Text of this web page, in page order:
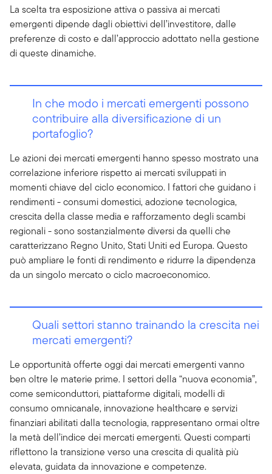
La scelta tra esposizione attiva o passiva ai mercati
emergenti dipende dagli obiettivi dell’investitore, dalle
preferenze di costo e dall’approccio adottato nella gestione
di queste dinamiche.
In che modo i mercati emergenti possono
contribuire alla diversificazione di un
portafoglio?
Le azioni dei mercati emergenti hanno spesso mostrato una
correlazione inferiore rispetto ai mercati sviluppati in
momenti chiave del ciclo economico. I fattori che guidano i
rendimenti - consumi domestici, adozione tecnologica,
crescita della classe media e rafforzamento degli scambi
regionali - sono sostanzialmente diversi da quelli che
caratterizzano Regno Unito, Stati Uniti ed Europa. Questo
può ampliare le fonti di rendimento e ridurre la dipendenza
da un singolo mercato o ciclo macroeconomico.
Quali settori stanno trainando la crescita nei
mercati emergenti?
Le opportunità offerte oggi dai mercati emergenti vanno
ben oltre le materie prime. I settori della “nuova economia”,
come semiconduttori, piattaforme digitali, modelli di
consumo omnicanale, innovazione healthcare e servizi
finanziari abilitati dalla tecnologia, rappresentano ormai oltre
la metà dell’indice dei mercati emergenti. Questi comparti
riflettono la transizione verso una crescita di qualità più
elevata, guidata da innovazione e competenze.